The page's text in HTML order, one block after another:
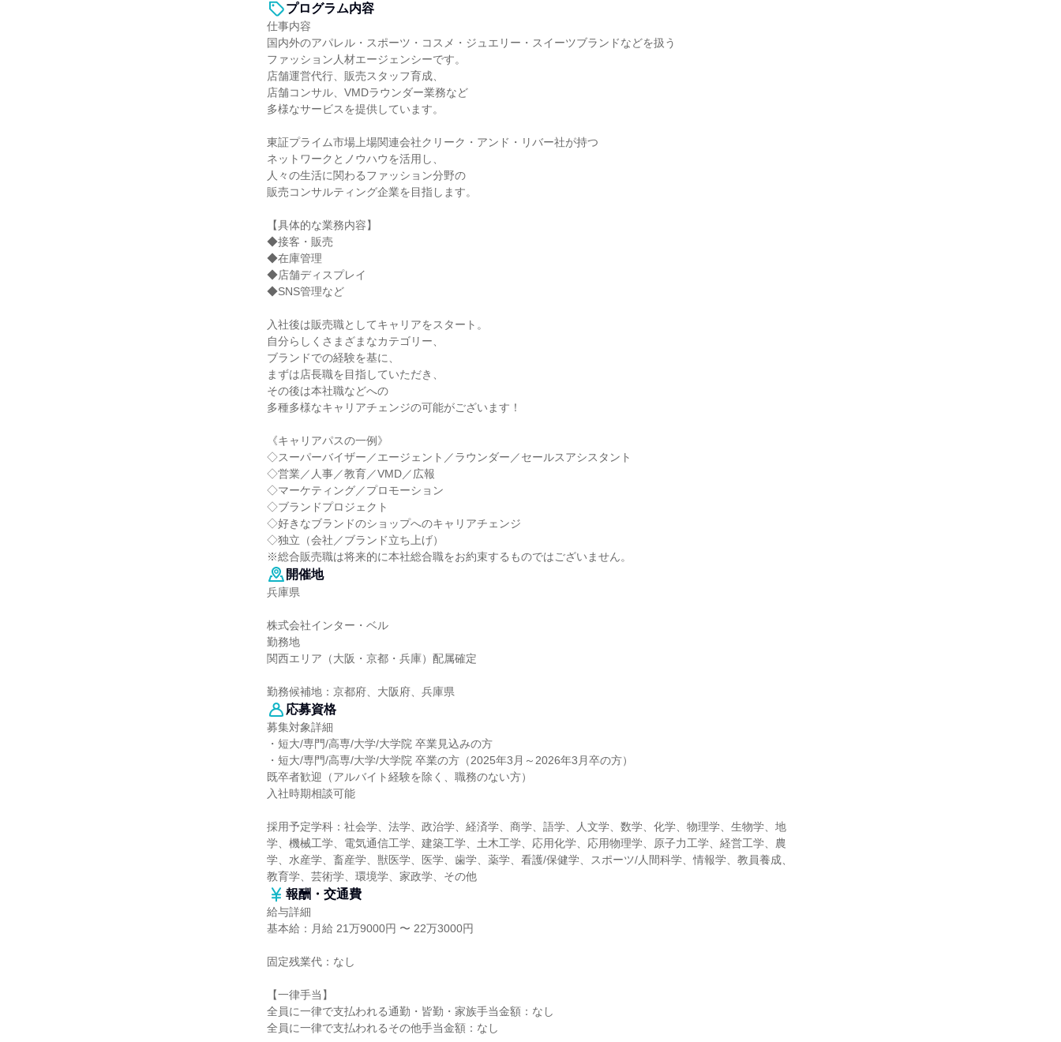
プログラム内容
仕事内容
国内外のアパレル・スポーツ・コスメ・ジュエリー・スイーツブランドなどを扱う
ファッション人材エージェンシーです。
店舗運営代行、販売スタッフ育成、
店舗コンサル、VMDラウンダー業務など
多様なサービスを提供しています。
東証プライム市場上場関連会社クリーク・アンド・リバー社が持つ
ネットワークとノウハウを活用し、
人々の生活に関わるファッション分野の
販売コンサルティング企業を目指します。
【具体的な業務内容】
◆接客・販売
◆在庫管理
◆店舗ディスプレイ
◆SNS管理など
入社後は販売職としてキャリアをスタート。
自分らしくさまざまなカテゴリー、
ブランドでの経験を基に、
まずは店長職を目指していただき、
その後は本社職などへの
多種多様なキャリアチェンジの可能がございます！
《キャリアパスの一例》
◇スーパーバイザー／エージェント／ラウンダー／セールスアシスタント
◇営業／人事／教育／VMD／広報
◇マーケティング／プロモーション
◇ブランドプロジェクト
◇好きなブランドのショップへのキャリアチェンジ
◇独立（会社／ブランド立ち上げ）
※総合販売職は将来的に本社総合職をお約束するものではございません。
開催地
兵庫県
株式会社インター・ベル
勤務地
関西エリア（大阪・京都・兵庫）配属確定
勤務候補地：京都府、大阪府、兵庫県
応募資格
募集対象詳細
・短大/専門/高専/大学/大学院 卒業見込みの方
・短大/専門/高専/大学/大学院 卒業の方（2025年3月～2026年3月卒の方）
既卒者歓迎（アルバイト経験を除く、職務のない方）
入社時期相談可能
採用予定学科：社会学、法学、政治学、経済学、商学、語学、人文学、数学、化学、物理学、生物学、地
学、機械工学、電気通信工学、建築工学、土木工学、応用化学、応用物理学、原子力工学、経営工学、農
学、水産学、畜産学、獣医学、医学、歯学、薬学、看護/保健学、スポーツ/人間科学、情報学、教員養成、
教育学、芸術学、環境学、家政学、その他
報酬・交通費
給与詳細
基本給：月給 21万9000円 〜 22万3000円
固定残業代：なし
【一律手当】
全員に一律で支払われる通勤・皆勤・家族手当金額：なし
全員に一律で支払われるその他手当金額：なし